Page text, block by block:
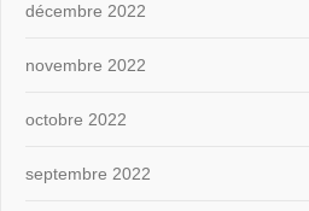
décembre 2022
novembre 2022
octobre 2022
septembre 2022